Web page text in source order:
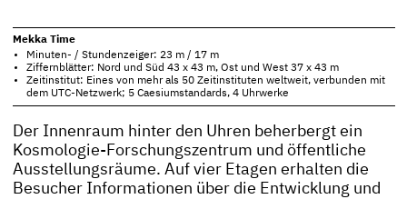
Mekka Time
Minuten- / Stundenzeiger: 23 m / 17 m
Ziffernblätter: Nord und Süd 43 x 43 m, Ost und West 37 x 43 m
Zeitinstitut: Eines von mehr als 50 Zeitinstituten weltweit, verbunden mit
dem UTC-Netzwerk; 5 Caesiumstandards, 4 Uhrwerke
Der Innenraum hinter den Uhren beherbergt ein
Kosmologie-Forschungszentrum und öffentliche
Ausstellungsräume. Auf vier Etagen erhalten die
Besucher Informationen über die Entwicklung und